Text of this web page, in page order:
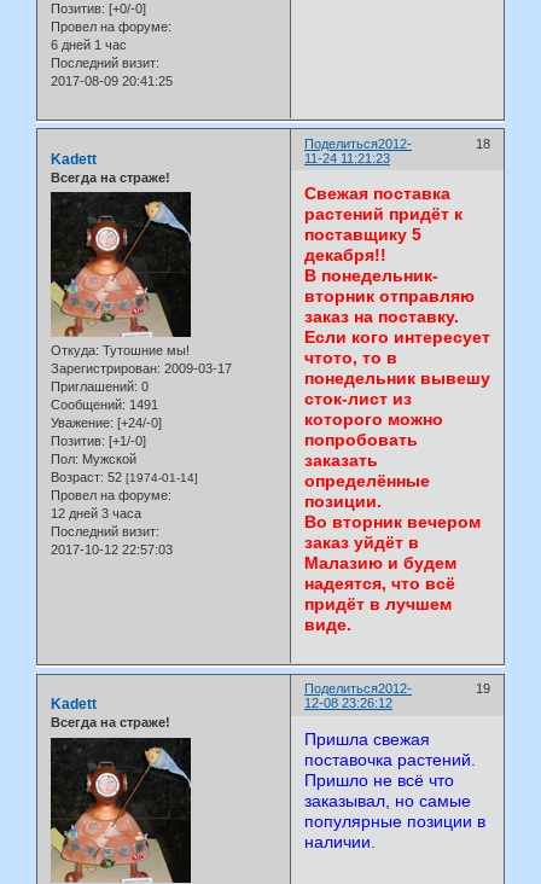
Позитив: [+0/-0]
Провел на форуме:
6 дней 1 час
Последний визит:
2017-08-09 20:41:25
Поделиться 18
2012-
11-24 11:21:23
Kadett
Всегда на страже!
Откуда: Тутошние мы!
Зарегистрирован: 2009-03-17
Приглашений: 0
Сообщений: 1491
Уважение: [+24/-0]
Позитив: [+1/-0]
Пол: Мужской
Возраст: 52 [1974-01-14]
Провел на форуме:
12 дней 3 часа
Последний визит:
2017-10-12 22:57:03
Свежая поставка
растений придёт к
поставщику 5
декабря!!
В понедельник-
вторник отправляю
заказ на поставку.
Если кого интересует
чтото, то в
понедельник вывешу
сток-лист из
которого можно
попробовать
заказать
определённые
позиции.
Во вторник вечером
заказ уйдёт в
Малазию и будем
надеятся, что всё
придёт в лучшем
виде.
Поделиться 19
2012-
12-08 23:26:12
Kadett
Всегда на страже!
Пришла свежая
поставочка растений.
Пришло не всё что
заказывал, но самые
популярные позиции в
наличии.